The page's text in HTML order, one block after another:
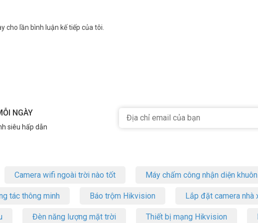
khiển từ xa thông qua ứng dụng mang lại sự tiện lợi tối đa cho người dùng.
hàng, iMOU Ranger Mini đều có thể đáp ứng tốt nhu cầu giám sát của bạn.
với giá ưu đãi nhất thị trường.
phát hiện chuyển động, cấu hình khu vực, Smart Tracking
cho lần bình luận kế tiếp của tôi.
NGÀY
siêu hấp dẫn
Camera wifi ngoài trời nào tốt Máy chấm công nhận diện
tác thông minh Báo trộm Hikvision Lắp đặt camera nhà
Đèn năng lượng mặt trời Thiết bị mạng Hikvision